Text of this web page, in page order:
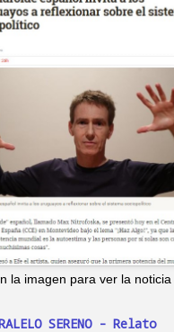
la imagen para ver la noticia
SERENO - Relato